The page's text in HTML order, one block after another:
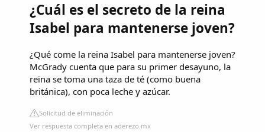
¿Cuál es el secreto de la reina
Isabel para mantenerse joven?
¿Qué come la reina Isabel para mantenerse joven?
McGrady cuenta que para su primer desayuno, la
reina se toma una taza de té (como buena
británica), con poca leche y azúcar.
Solicitud de eliminación
Ver respuesta completa en aderezo.mx